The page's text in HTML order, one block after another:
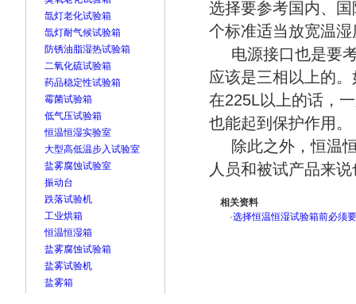
氙灯老化试验箱
氙灯耐气候试验箱
防锈油脂湿热试验箱
二氧化硫试验箱
药品稳定性试验箱
霉菌试验箱
低气压试验箱
恒温恒湿实验室
大型高低温步入试验室
盐雾腐蚀试验室
振动台
跌落试验机
工业烘箱
恒温恒湿箱
盐雾腐蚀试验箱
盐雾试验机
盐雾箱
选择要参考国内、
个标准适当放宽温
电源接口也是要
应该是三相以上的
在225L以上的话，
也能起到保护作用。
除此之外，恒温
人员和被试产品来
相关资料
·选择恒温恒湿试验箱前必须